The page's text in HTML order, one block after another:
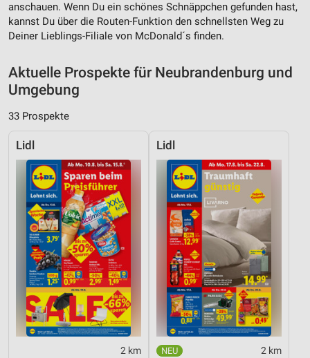
anschauen. Wenn Du ein schönes Schnäppchen gefunden hast,
kannst Du über die Routen-Funktion den schnellsten Weg zu
Deiner Lieblings-Filiale von McDonald´s finden.
Aktuelle Prospekte für Neubrandenburg und
Umgebung
33 Prospekte
Lidl
2 km
Lidl
2 km